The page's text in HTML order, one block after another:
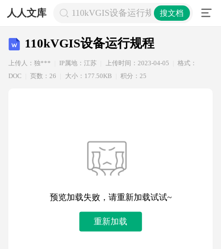
人人文库 110kVGIS设备运行规程搜文档
110kVGIS设备运行规程
上传人：独*** IP属地：江苏 上传时间：2023-04-05
格式：
DOC
页数：26 大小：177.50KB 积分：25
预览加载失败，请重新加载试试~
重新加载